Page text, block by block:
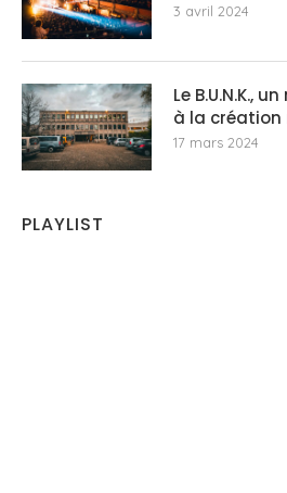
3 avril 2024
Le B.U.N.K.,
à la création
17 mars 2024
PLAYLIST